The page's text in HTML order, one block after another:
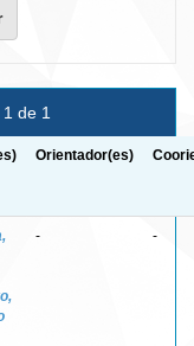
de 1
Orientador(es)
- -